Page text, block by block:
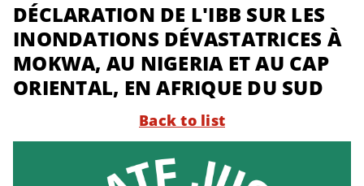
DÉCLARATION DE L'IBB SUR LES
INONDATIONS DÉVASTATRICES À
MOKWA, AU NIGERIA ET AU CAP
ORIENTAL, EN AFRIQUE DU SUD
Back to list